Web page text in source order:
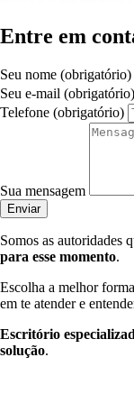
Entre em
Seu nome (obrigatório)
Seu e-mail (obrigatório)
Telefone (obrigatório)
Sua mensagem
Enviar
Somos as autoridades
para esse momento.
Escolha a melhor
em te atender e
Escritório
solução.